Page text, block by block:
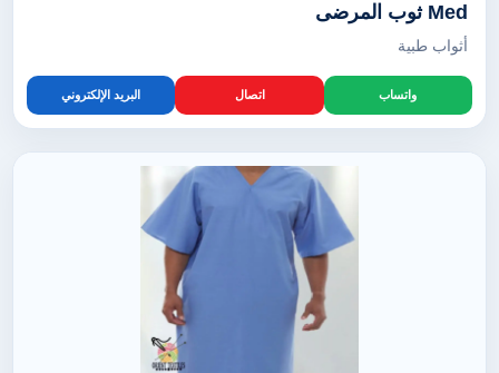
Med ثوب المرضى
أثواب طبية
واتساب اتصال البريد الإلكتروني